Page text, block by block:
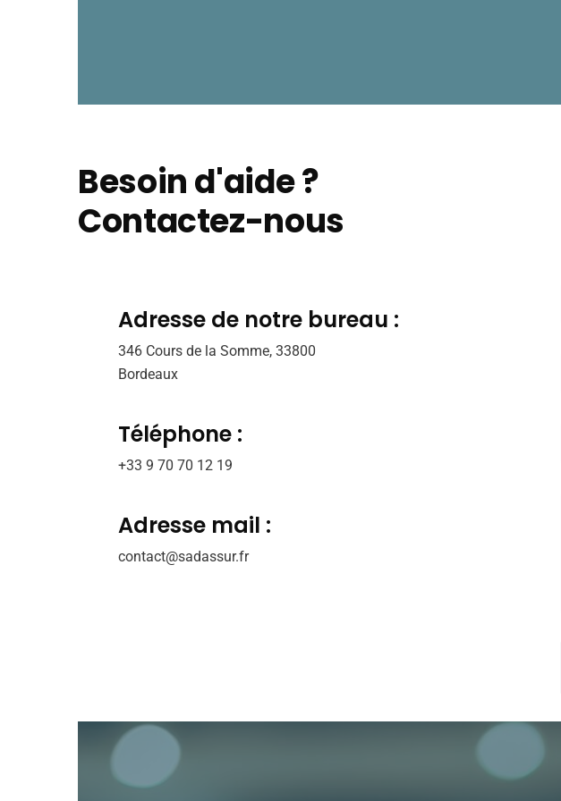
Besoin d'aide ?
Contactez-nous
Adresse de notre bureau :
346 Cours de la Somme, 33800
Bordeaux
Téléphone :
+33 9 70 70 12 19
Adresse mail :
contact@sadassur.fr